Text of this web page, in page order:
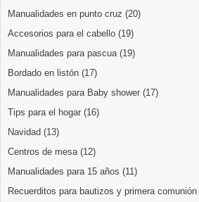
Manualidades en punto cruz (20)
Accesorios para el cabello (19)
Manualidades para pascua (19)
Bordado en listón (17)
Manualidades para Baby shower (17)
Tips para el hogar (16)
Navidad (13)
Centros de mesa (12)
Manualidades para 15 años (11)
Recuerditos para bautizos y primera comunión